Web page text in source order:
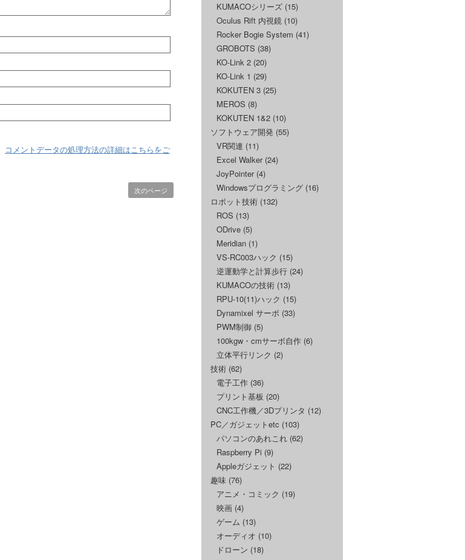
コメントデータの処理方法の詳細はこちらをご
次のページ
KUMACOシリーズ (15)
Oculus Rift 内視鏡 (10)
Rocker Bogie System (41)
GROBOTS (38)
KO-Link 2 (20)
KO-Link 1 (29)
KOKUTEN 3 (25)
MEROS (8)
KOKUTEN 1&2 (10)
ソフトウェア開発 (55)
VR関連 (11)
Excel Walker(24)
JoyPointer(4)
Windowsプログラミング (16)
ロボット技術 (132)
ROS (13)
ODrive (5)
Meridian (1)
VS-RC003ハック (15)
逆運動学と計算歩行 (24)
KUMACOの技術 (13)
RPU-10(11)ハック (15)
Dynamixel サーボ (33)
PWM制御 (5)
100kgw・cmサーボ自作 (6)
立体平行リンク (2)
技術 (62)
電子工作 (36)
プリント基板 (20)
CNC工作機／3Dプリンタ (12)
PC／ガジェットetc (103)
パソコンのあれこれ (62)
Raspberry Pi (9)
Appleガジェット (22)
趣味 (76)
アニメ・コミック (19)
映画 (4)
ゲーム (13)
オーディオ (10)
ドローン (18)